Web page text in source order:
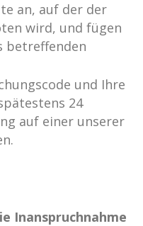
an, auf der der
wird, und fügen
betreffenden
und Ihre
24
auf einer unserer
Inanspruchnahme